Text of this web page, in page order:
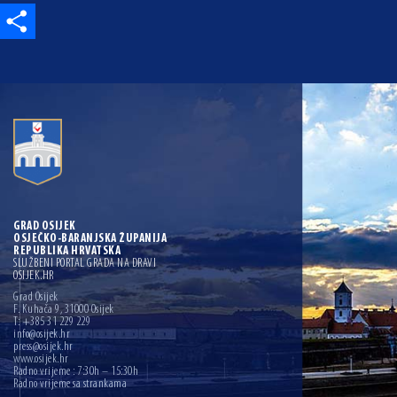
GRAD OSIJEK
OSJEČKO-BARANJSKA ŽUPANIJA
REPUBLIKA HRVATSKA
SLUŽBENI PORTAL GRADA NA DRAVI
OSIJEK.HR
Grad Osijek
F. Kuhača 9, 31000 Osijek
T: +385 31 229 229
info@osijek.hr
press@osijek.hr
www.osijek.hr
Radno vrijeme : 7:30h – 15:30h
Radno vrijeme sa strankama